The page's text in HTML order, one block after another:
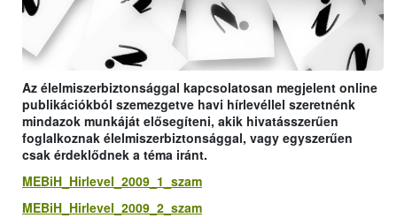
Az élelmiszerbiztonsággal kapcsolatosan megjelent online
publikációkból szemezgetve havi hírlevéllel szeretnénk
mindazok munkáját elősegíteni, akik hivatásszerűen
foglalkoznak élelmiszerbiztonsággal, vagy egyszerűen
csak érdeklődnek a téma iránt.
MEBiH_Hirlevel_2009_1_szam
MEBiH_Hirlevel_2009_2_szam